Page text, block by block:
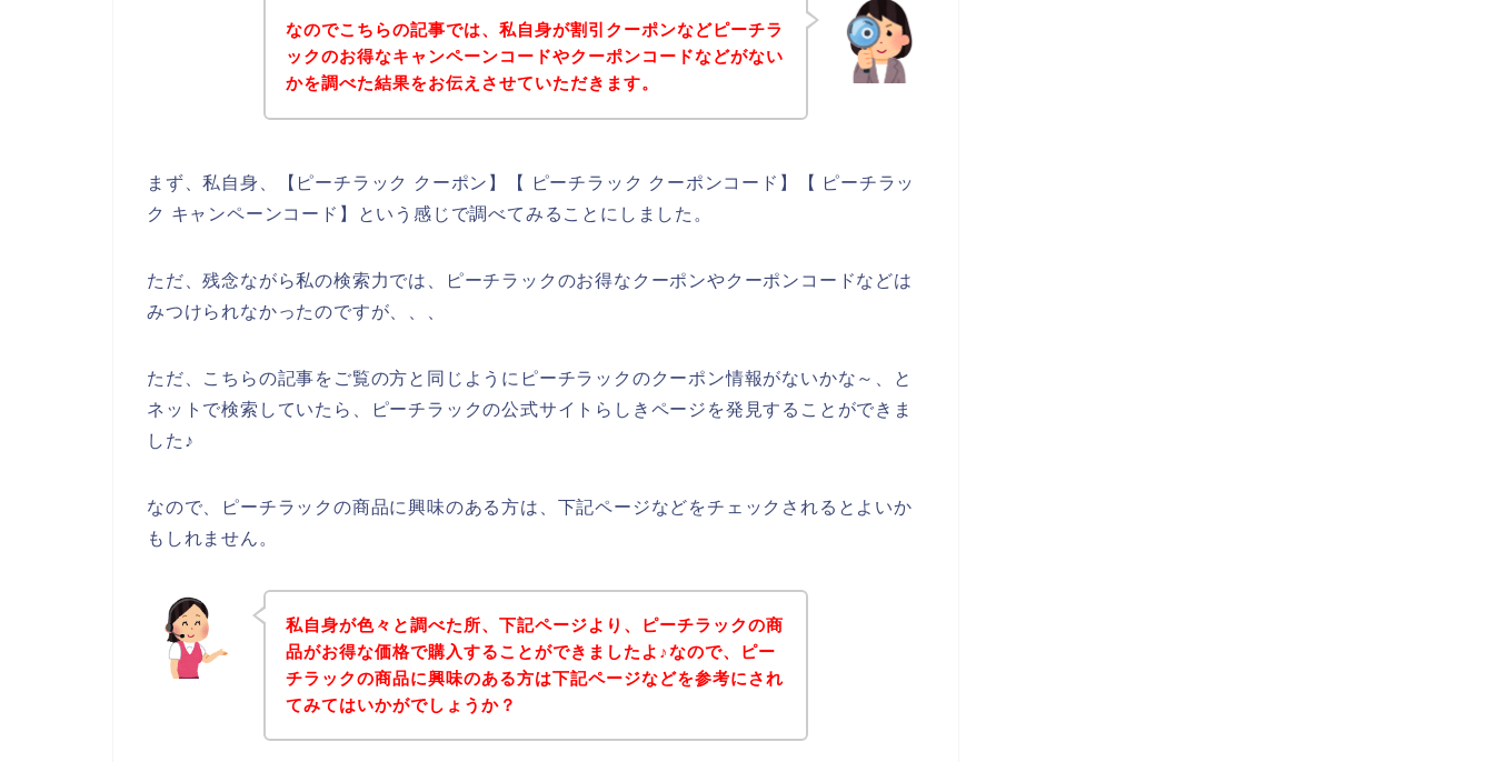
なのでこちらの記事では、私自身が割引クーポンなどピーチラ
ックのお得なキャンペーンコードやクーポンコードなどがない
かを調べた結果をお伝えさせていただきます。
まず、私自身、【ピーチラック クーポン】【 ピーチラック クーポンコード】【 ピーチラッ
ク キャンペーンコード】という感じで調べてみることにしました。
ただ、残念ながら私の検索力では、ピーチラックのお得なクーポンやクーポンコードなどは
みつけられなかったのですが、、、
ただ、こちらの記事をご覧の方と同じようにピーチラックのクーポン情報がないかな～、と
ネットで検索していたら、ピーチラックの公式サイトらしきページを発見することができま
した♪
なので、ピーチラックの商品に興味のある方は、下記ページなどをチェックされるとよいか
もしれません。
私自身が色々と調べた所、下記ページより、ピーチラックの商
品がお得な価格で購入することができましたよ♪なので、ピー
チラックの商品に興味のある方は下記ページなどを参考にされ
てみてはいかがでしょうか？